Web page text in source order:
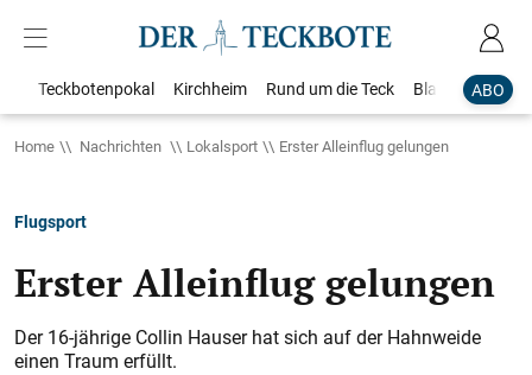
ABO
Teckbotenpokal Kirchheim Rund um die Teck Blaulicht
Home Nachrichten Lokalsport Erster Alleinflug gelungen
Flugsport
Erster Alleinflug gelungen
Der 16-jährige Collin Hauser hat sich auf der Hahnweide
einen Traum erfüllt.